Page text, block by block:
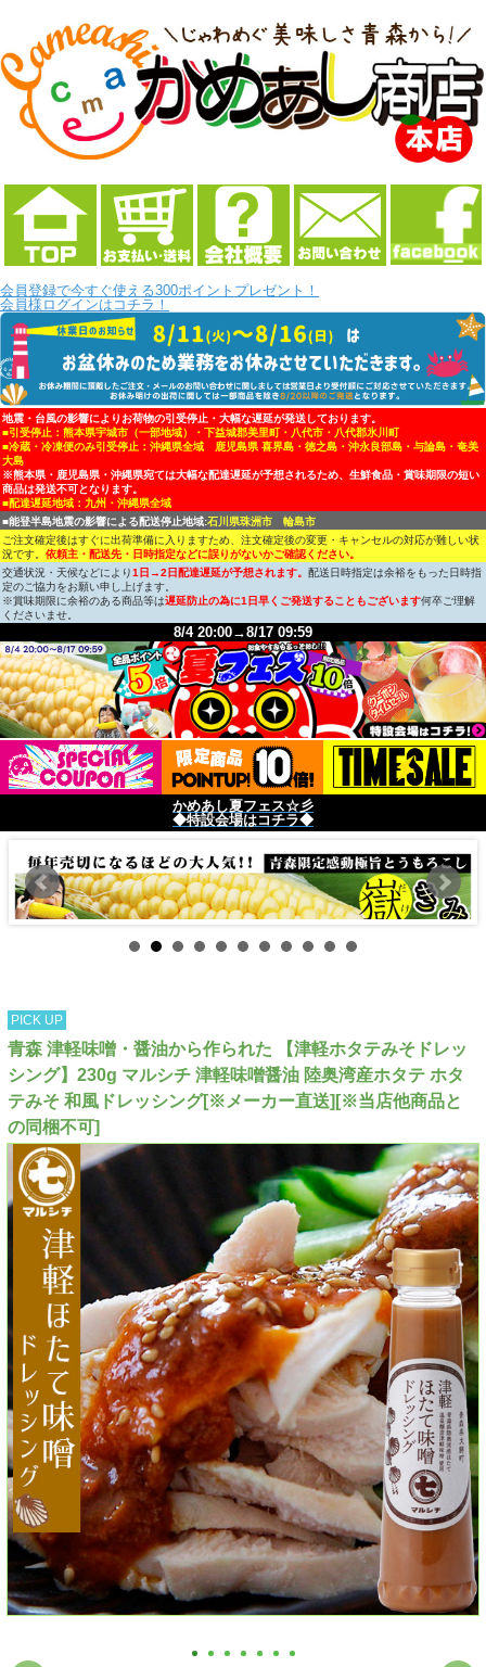
会員登録で今すぐ使える300ポイントプレゼント！
会員様ログインはコチラ！
地震・台風の影響によりお荷物の引受停止・大幅な遅延が発送しております。
■引受停止：熊本県宇城市（一部地域）・下益城郡美里町・八代市・八代郡氷川町
■冷蔵・冷凍便のみ引受停止：沖縄県全域 鹿児島県 喜界島・徳之島・沖永良部島・与論島・奄美
大島
※熊本県・鹿児島県・沖縄県宛ては大幅な配達遅延が予想されるため、生鮮食品・賞味期限の短い
商品は発送不可となります。
■配達遅延地域：九州・沖縄県全域
■能登半島地震の影響による配送停止地域:石川県珠洲市 輪島市
ご注文確定後はすぐに出荷準備に入りますため、注文確定後の変更・キャンセルの対応が難しい状
況です。 依頼主・配送先・日時指定などに誤りがないかご確認ください。
交通状況・天候などにより1日→2日配達遅延が予想されます。 配送日時指定は余裕をもった日時指
定のご協力をお願い申し上げます。
※賞味期限に余裕のある商品等は遅延防止の為に1日早くご発送することもございます何卒ご理解
くださいませ。
8/4 20:00→8/17 09:59
かめあし夏フェス☆彡
◆特設会場はコチラ◆
PICK UP
青森 津軽味噌・醤油から作られた 【津軽ホタテみそドレッ
シング】230g マルシチ 津軽味噌醤油 陸奥湾産ホタテ ホタ
テみそ 和風ドレッシング[※メーカー直送][※当店他商品と
の同梱不可]